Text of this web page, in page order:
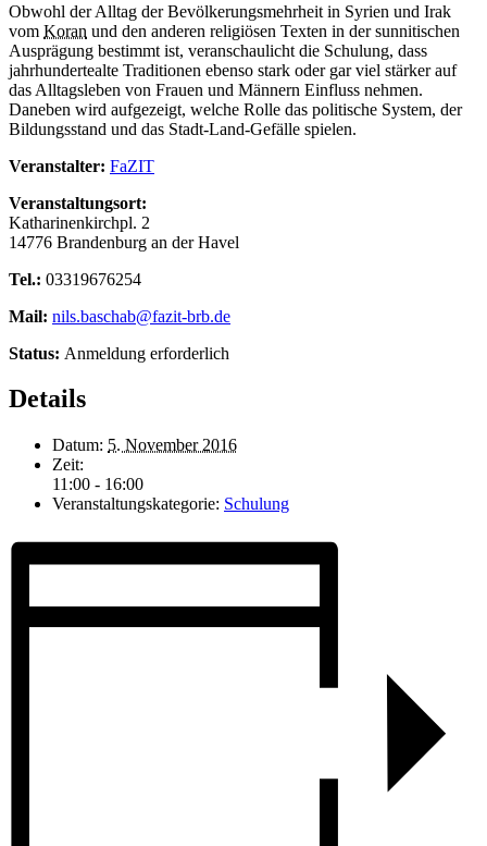
Obwohl der Alltag der Bevölkerungsmehrheit in Syrien und Irak
vom Koran und den anderen religiösen Texten in der sunnitischen
Ausprägung bestimmt ist, veranschaulicht die Schulung, dass
jahrhundertealte Traditionen ebenso stark oder gar viel stärker auf
das Alltagsleben von Frauen und Männern Einfluss nehmen.
Daneben wird aufgezeigt, welche Rolle das politische System, der
Bildungsstand und das Stadt-Land-Gefälle spielen.
Veranstalter: FaZIT
Veranstaltungsort:
Katharinenkirchpl. 2
14776 Brandenburg an der Havel
Tel.: 03319676254
Mail: nils.baschab@fazit-brb.de
Status: Anmeldung erforderlich
Details
Datum: 5. November 2016
Zeit:
11:00 - 16:00
Veranstaltungskategorie: Schulung